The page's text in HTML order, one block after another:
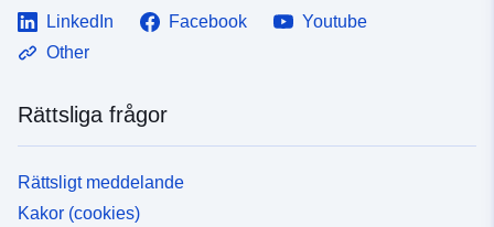
LinkedIn Facebook
Youtube
Other
Rättsliga frågor
Rättsligt meddelande
Kakor (cookies)